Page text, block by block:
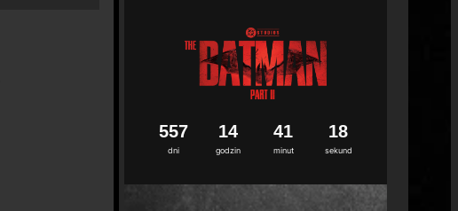
dni
557
godzin
14
minut
41
sekund
17